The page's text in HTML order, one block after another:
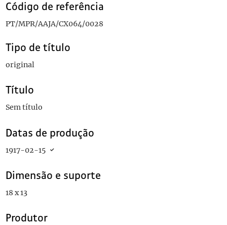
Código de referência
PT/MPR/AAJA/CX064/0028
Tipo de título
original
Título
Sem título
Datas de produção
1917-02-15
Dimensão e suporte
18 x 13
Produtor